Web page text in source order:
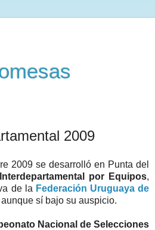
2009
2009 se desarrolló en Punta del
por Equipos,
de la Federación Uruguaya de
sí bajo su auspicio.
Nacional de Selecciones